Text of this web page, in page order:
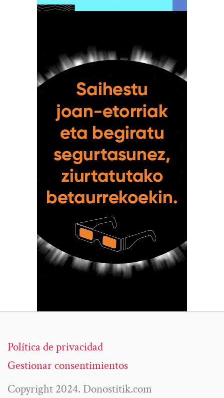
Política de privacidad
Gestionar consentimientos
Copyright 2024. Donostitik.com